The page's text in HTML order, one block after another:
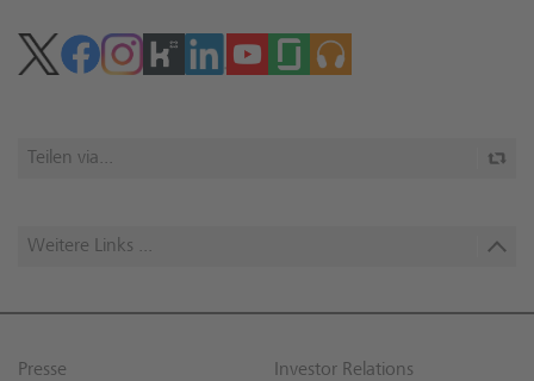
Teilen via...
Weitere Links ...
Presse
Investor Relations